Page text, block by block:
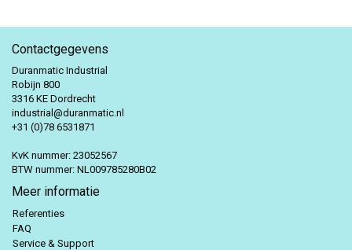
Contactgegevens
Duranmatic Industrial
Robijn 800
3316 KE Dordrecht
industrial@duranmatic.nl
+31 (0)78 6531871
KvK nummer: 23052567
BTW nummer: NL009785280B02
Meer informatie
Referenties
FAQ
Service & Support